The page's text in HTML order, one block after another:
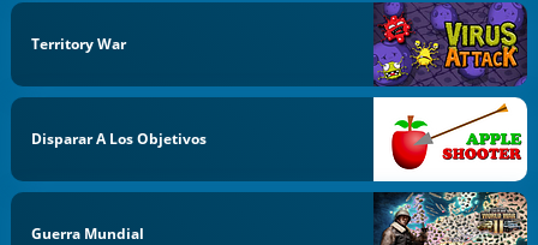
Territory War
Disparar A Los Objetivos
Guerra Mundial